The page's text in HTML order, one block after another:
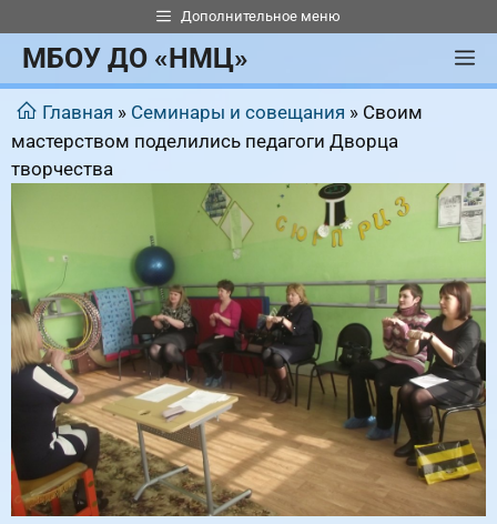
к
содержимому
Дополнительное меню
МБОУ ДО «НМЦ»
Главная » Семинары и совещания » Своим
мастерством поделились педагоги Дворца
творчества